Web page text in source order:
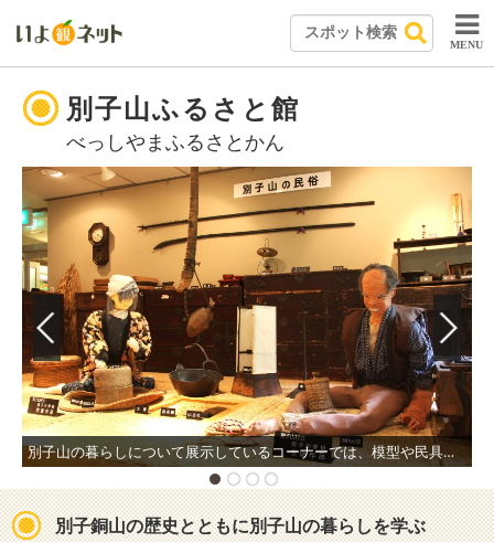
MENU
別子山ふるさと館
べっしやまふるさとかん
別子山の暮らしについて展示しているコーナーでは、模型や民具を用いて分かりやすく説明されている。
別子銅山の歴史とともに別子山の暮らしを学ぶ